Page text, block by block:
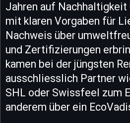
Jahren auf
mit klaren Vorgaben für
Nachweis über
und Zertifizierungen
kamen bei der jüngsten
ausschliesslich Partner
SHL oder Swissfeel zum
anderem über ein